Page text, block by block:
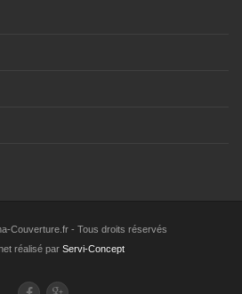
Couverture.fr - Tous droits réservés
réalisé par Servi-Concept